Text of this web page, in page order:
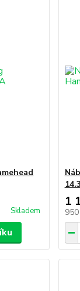
Skladem
1